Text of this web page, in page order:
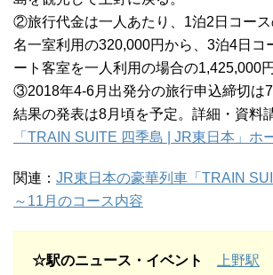
②旅行代金は一人あたり、1泊2日コー
名一室利用の320,000円から、3泊4日コ
ート客室を一人利用の場合の1,425,000円
③2018年4-6月出発分の旅行申込締切は
結果の発表は8月頃を予定。詳細・資料
「TRAIN SUITE 四季島 | JR東日本」ホ
関連： JR東日本の豪華列車「TRAIN
～11月のコース内容
☆駅のニュース・イベント 上野駅